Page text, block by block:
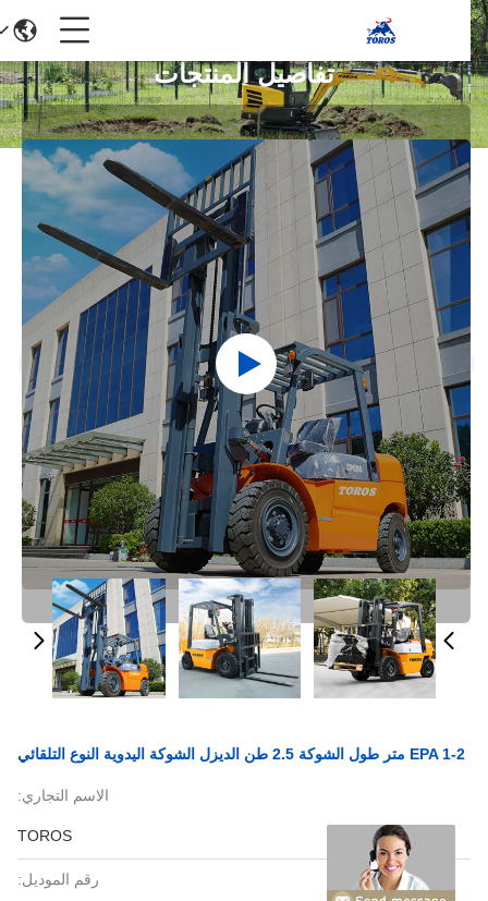
تفاصيل المنتجات
EPA 1-2 متر طول الشوكة 2.5 طن الديزل الشوكة اليدوية النوع التلقائي
الاسم التجاري:
TOROS
رقم الموديل: